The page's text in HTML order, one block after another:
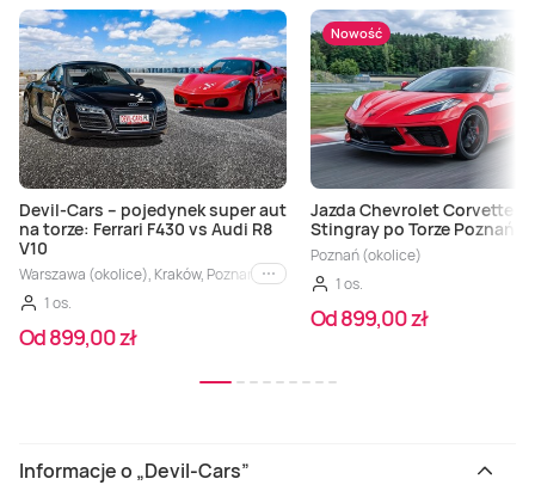
Devil-Cars – pojedynek super aut
na torze: Ferrari F430 vs Audi R8
V10
Warszawa (okolice), Kraków, Poznań, Wrocław, Łódź, Białystok, Gdańsk, Radom
i inne
1 os.
Od 899,00 zł
Nowość
Jazda Chevrolet Corvette
Stingray po Torze Poznań
Poznań (okolice)
1 os.
Od 899,00 zł
Informacje o „Devil-Cars”